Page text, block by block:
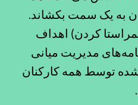
به یک سمت بکشاند.
کردن) اهداف
مدیریت میانی
شده توسط همه کارکنان